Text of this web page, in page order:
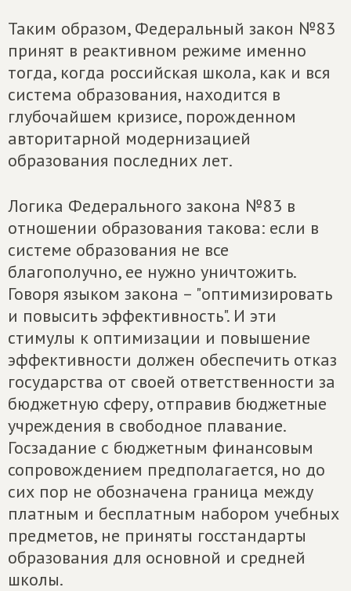
Таким образом, Федеральный закон №83
принят в реактивном режиме именно
тогда, когда российская школа, как и вся
система образования, находится в
глубочайшем кризисе, порожденном
авторитарной модернизацией
образования последних лет.
Логика Федерального закона №83 в
отношении образования такова: если в
системе образования не все
благополучно, ее нужно уничтожить.
Говоря языком закона – "оптимизировать
и повысить эффективность". И эти
стимулы к оптимизации и повышение
эффективности должен обеспечить отказ
государства от своей ответственности за
бюджетную сферу, отправив бюджетные
учреждения в свободное плавание.
Госзадание с бюджетным финансовым
сопровождением предполагается, но до
сих пор не обозначена граница между
платным и бесплатным набором учебных
предметов, не приняты госстандарты
образования для основной и средней
школы.